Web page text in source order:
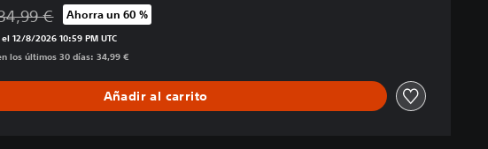
del precio original de 34,99 €
€ Ahorra un 60 %
12/8/2026 10:59 PM UTC
los últimos 30 días: 34,99 €
Añadir al carrito